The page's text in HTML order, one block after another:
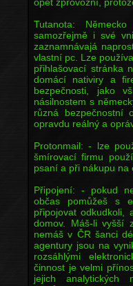
Tutanota:
samozřejmě i své
zaznamnávajá
vlastní pc. Lze
přihlašovací stránka
domácí nativiry a
bezpečnosti, jako
násilnostem s
různá bezpečnostní
opravdu reálný a
Protonmail: - lze
šmírovací firmu
psaní a při nákupu na
Připojení: - pokud
občas pomůžeš s
připojovat
domov. Máš-li vyšší
nemáš v ČR šanci
agentury jsou na
rozsáhlými
činnost je velmi
jejich analytických